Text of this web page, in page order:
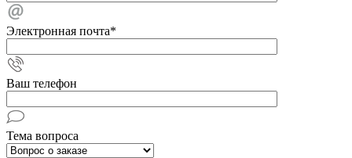
Электронная почта*
Ваш телефон
Тема вопроса